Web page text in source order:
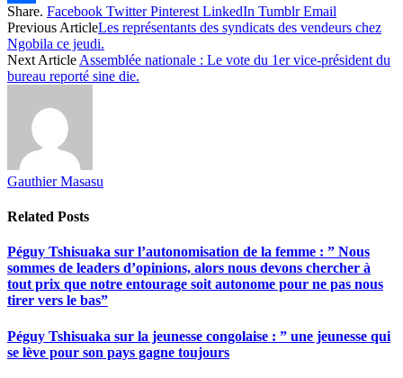
Share
Share. Facebook Twitter Pinterest LinkedIn Tumblr Email
Previous ArticleLes représentants des syndicats des vendeurs chez
Ngobila ce jeudi.
Next Article Assemblée nationale : Le vote du 1er vice-président du
bureau reporté sine die.
Gauthier Masasu
Related Posts
Péguy Tshisuaka sur l’autonomisation de la femme : ” Nous
sommes de leaders d’opinions, alors nous devons chercher à
tout prix que notre entourage soit autonome pour ne pas nous
tirer vers le bas”
Péguy Tshisuaka sur la jeunesse congolaise : ” une jeunesse qui
se lève pour son pays gagne toujours